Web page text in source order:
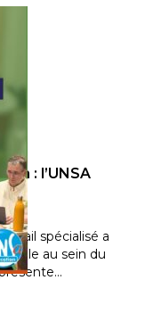
: l’UNSA
spécialisé a
au sein du